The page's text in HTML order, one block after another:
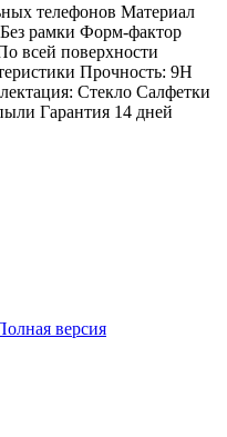
телефонов Материал
рамки Форм-фактор
всей поверхности
Прочность: 9H
Стекло Салфетки
Гарантия 14 дней
версия